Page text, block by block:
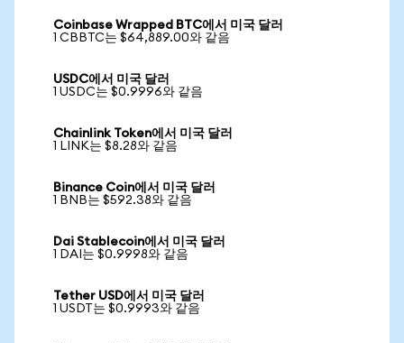
Coinbase Wrapped BTC에서 미국 달러
1 CBBTC는 $64,889.00와 같음
USDC에서 미국 달러
1 USDC는 $0.9996와 같음
Chainlink Token에서 미국 달러
1 LINK는 $8.28와 같음
Binance Coin에서 미국 달러
1 BNB는 $592.38와 같음
Dai Stablecoin에서 미국 달러
1 DAI는 $0.9998와 같음
Tether USD에서 미국 달러
1 USDT는 $0.9993와 같음